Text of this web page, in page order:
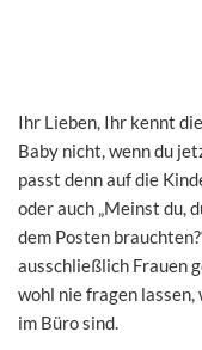
Ihr Lieben, Ihr kennt
Baby nicht, wenn du
passt denn auf die
oder auch „Meinst du,
dem Posten
ausschließlich Frauen
wohl nie fragen lassen,
im Büro sind.